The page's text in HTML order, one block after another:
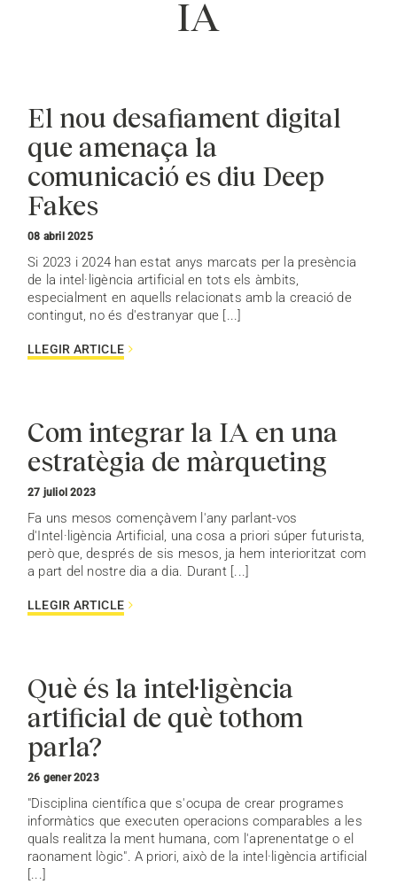
IA
El nou desafiament digital
que amenaça la
comunicació es diu Deep
Fakes
08 abril 2025
Si 2023 i 2024 han estat anys marcats per la presència
de la intel·ligència artificial en tots els àmbits,
especialment en aquells relacionats amb la creació de
contingut, no és d'estranyar que [...]
LLEGIR ARTICLE
Com integrar la IA en una
estratègia de màrqueting
27 juliol 2023
Fa uns mesos començàvem l'any parlant-vos
d'Intel·ligència Artificial, una cosa a priori súper futurista,
però que, després de sis mesos, ja hem interioritzat com
a part del nostre dia a dia. Durant [...]
LLEGIR ARTICLE
Què és la intel·ligència
artificial de què tothom
parla?
26 gener 2023
"Disciplina científica que s'ocupa de crear programes
informàtics que executen operacions comparables a les
quals realitza la ment humana, com l'aprenentatge o el
raonament lògic". A priori, això de la intel·ligència artificial
[...]